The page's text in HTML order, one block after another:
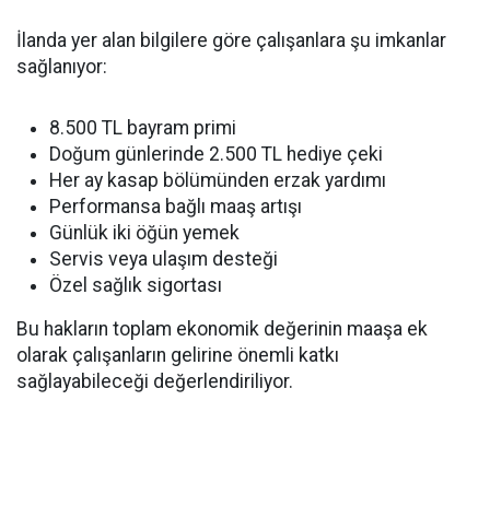
İlanda yer alan bilgilere göre çalışanlara şu imkanlar
sağlanıyor:
8.500 TL bayram primi
Doğum günlerinde 2.500 TL hediye çeki
Her ay kasap bölümünden erzak yardımı
Performansa bağlı maaş artışı
Günlük iki öğün yemek
Servis veya ulaşım desteği
Özel sağlık sigortası
Bu hakların toplam ekonomik değerinin maaşa ek
olarak çalışanların gelirine önemli katkı
sağlayabileceği değerlendiriliyor.